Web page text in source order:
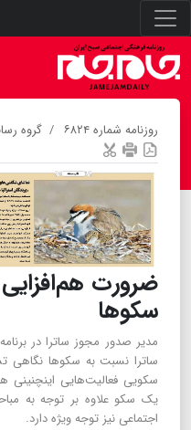
روزنامه شماره ۶۸۲۴ گروه
ضرورت
سکوها
مدیر صدور مجوز ساترا در
ساترا نسبت به سکوها نگاهی
سکویی فعالیت‌هایی
یک سکو علاوه بر توجه به
اجتماعی نیز توجه ویژه دارد.